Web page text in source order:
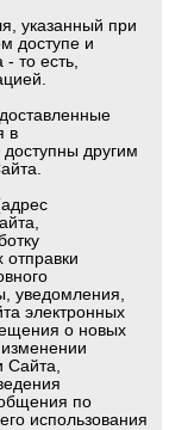
указанный при
доступе и
то есть,
в
другим
уведомления,
электронных
о новых
Сайта,
по
использования